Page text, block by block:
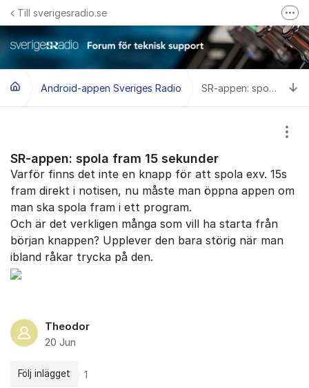
Hoppa till innehåll
Till sverigesradio.se
Frågor & svar om Sveriges Radio
Felanmäl problem med radiomottagning hos Teracom
Android-appen Sveriges Radio SR-appen: spola fram 15 sekunder
SR-appen: spola fram 15 sekunder
Varför finns det inte en knapp för att spola exv. 15s
fram direkt i notisen, nu måste man öppna appen om
man ska spola fram i ett program.
Och är det verkligen många som vill ha starta från
början knappen? Upplever den bara störig när man
ibland råkar trycka på den.
Theodor
20 Jun
Följ inlägget 1